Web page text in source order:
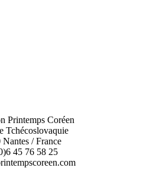
Printemps Coréen
Tchécoslovaquie
Nantes / France
45 76 58 25